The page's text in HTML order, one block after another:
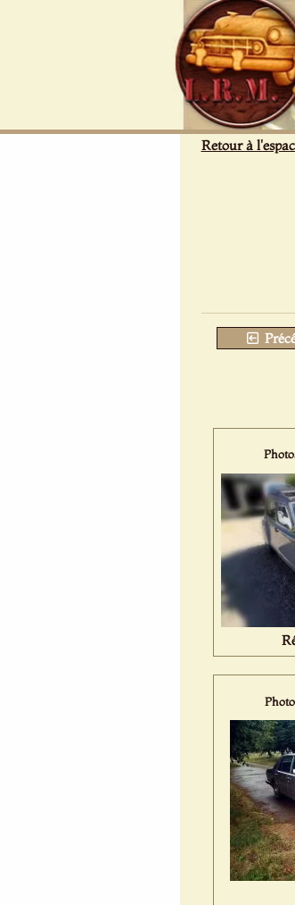
Retour à
Panneau de gestion des cookies